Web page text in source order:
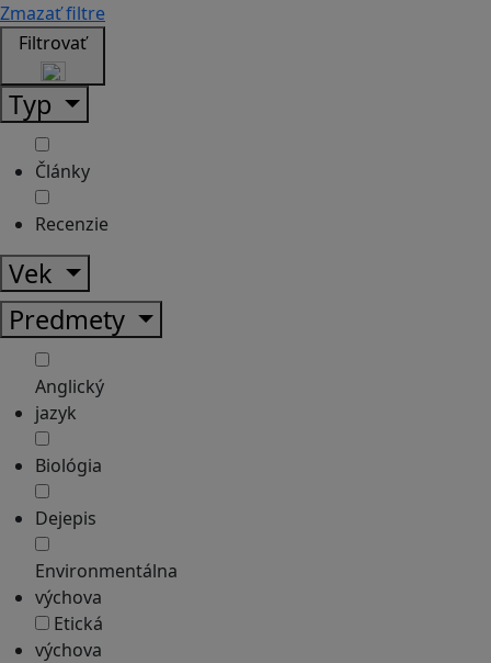
Zmazať filtre
Filtrovať
Typ
Články
Recenzie
Vek
Predmety
Anglický
jazyk
Biológia
Dejepis
Environmentálna
výchova
Etická
výchova